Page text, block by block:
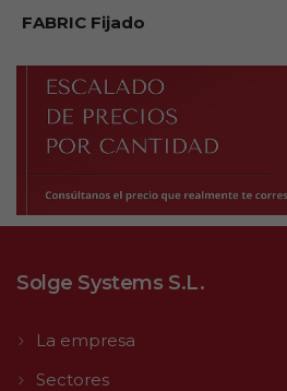
FABRIC Fijado
Solge Systems S.L.
La empresa
Sectores